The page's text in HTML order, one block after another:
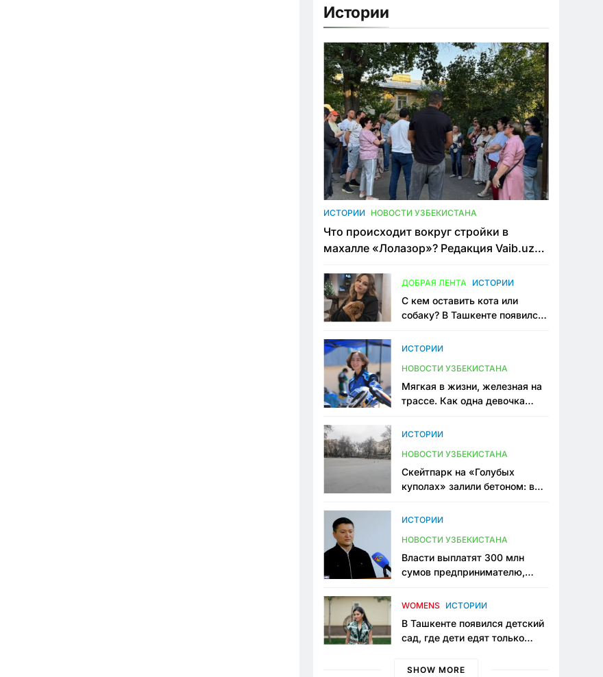
Истории
ИСТОРИИ НОВОСТИ УЗБЕКИСТАНА
Что происходит вокруг стройки в
махалле «Лолазор»? Редакция Vaib.uz
конфликта
ДОБРАЯ ЛЕНТА ИСТОРИИ
С кем оставить кота или
собаку? В Ташкенте появился
ИСТОРИИ
НОВОСТИ УЗБЕКИСТАНА
Мягкая в жизни, железная на
трассе. Как одна девочка
Узбекистане
ИСТОРИИ
НОВОСТИ УЗБЕКИСТАНА
Скейтпарк на «Голубых
куполах» залили бетоном: в
одно общественное
ИСТОРИИ
НОВОСТИ УЗБЕКИСТАНА
Власти выплатят 300 млн
сумов предпринимателю,
тюрьме по незаконному
WOMENS ИСТОРИИ
В Ташкенте появился детский
сад, где дети едят только
мама, которая устала просить
SHOW MORE